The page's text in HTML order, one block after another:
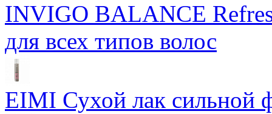
INVIGO BALANCE
для всех типов волос
EIMI Сухой лак сильной